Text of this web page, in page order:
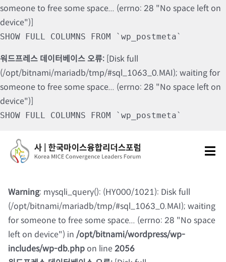
someone to free some space... (errno: 28 "No space left on
device")]
SHOW FULL COLUMNS FROM `wp_postmeta`
워드프레스 데이터베이스 오류: [Disk full
(/opt/bitnami/mariadb/tmp/#sql_1063_0.MAI); waiting for
someone to free some space... (errno: 28 "No space left on
device")]
SHOW FULL COLUMNS FROM `wp_postmeta`
content
포럼소식
칼럼 및 기고
Warning: mysqli_query(): (HY000/1021): Disk full
(/opt/bitnami/mariadb/tmp/#sql_1063_0.MAI); waiting
for someone to free some space... (errno: 28 "No space
left on device") in /opt/bitnami/wordpress/wp-
includes/wp-db.phpon line2056